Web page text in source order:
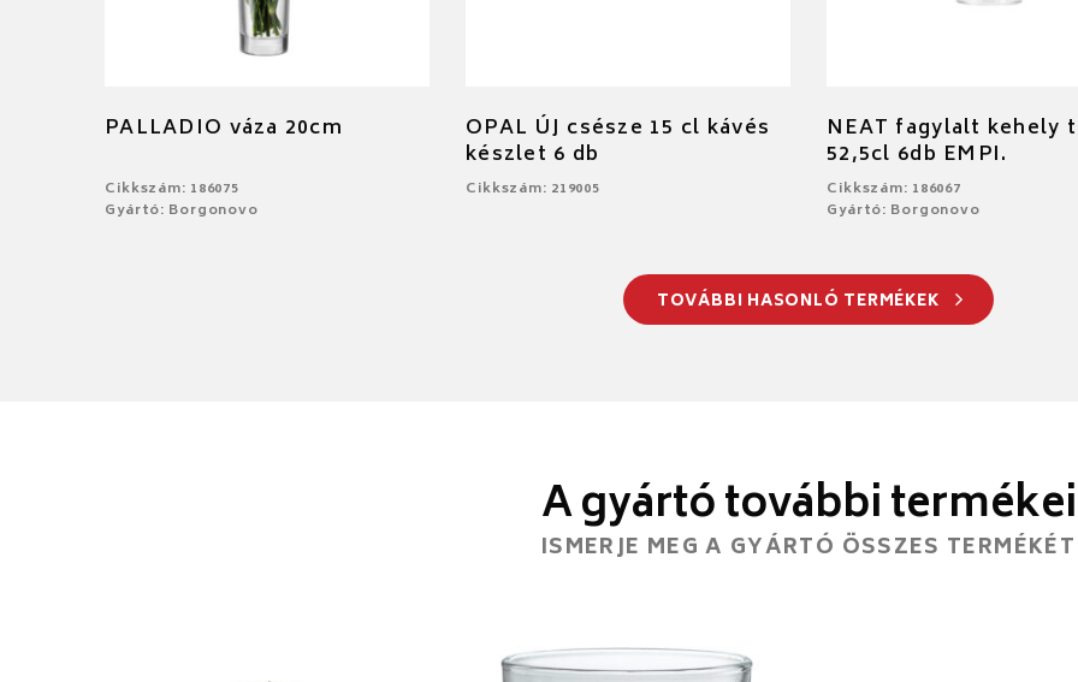
PALLADIO váza 20cm
Cikkszám: 186075
Gyártó: Borgonovo
OPAL ÚJ csésze 15 cl kávés
készlet 6 db
Cikkszám: 219005
NEAT fagylalt kehely
52,5cl 6db EMPI.
Cikkszám: 186067
Gyártó: Borgonovo
TOVÁBBI HASONLÓ TERMÉKEK
A gyártó további termékei
ISMERJE MEG A GYÁRTÓ ÖSSZES TERMÉKÉT